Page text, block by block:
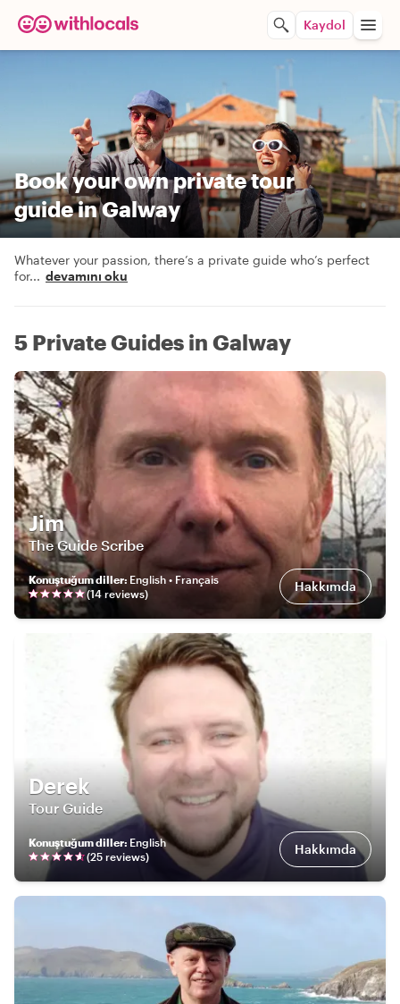
Kaydol
Book your own private tour
guide in Galway
Whatever your passion, there’s a private guide who’s perfect
for... devamını oku
5 Private Guides in Galway
Jim
The Guide Scribe
Konuştuğum diller: English • Français
(14 reviews) Hakkımda
Derek
Tour Guide
Konuştuğum diller: English
(25 reviews) Hakkımda